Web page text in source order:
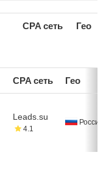
CPA сеть Гео
CPA сеть Гео
Leads.su
4.1
Россия